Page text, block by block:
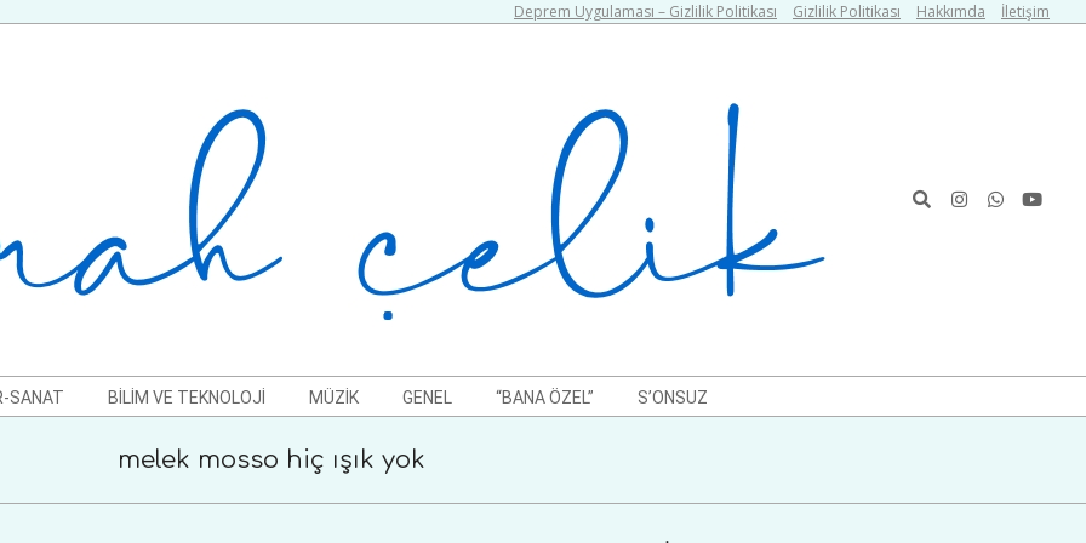
Deprem Uygulaması – Gizlilik Politikası Gizlilik Politikası Hakkımda İletişim
Search
SANAT BILIM VE TEKNOLOJI MÜZIK GENEL “BANA ÖZEL” S’ONSUZ
melek mosso hiç ışık yok